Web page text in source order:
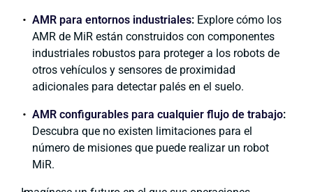
AMR para entornos industriales: Explore cómo los
AMR de MiR están construidos con componentes
industriales robustos para proteger a los robots de
otros vehículos y sensores de proximidad
adicionales para detectar palés en el suelo.
AMR configurables para cualquier flujo de trabajo:
Descubra que no existen limitaciones para el
número de misiones que puede realizar un robot
MiR.